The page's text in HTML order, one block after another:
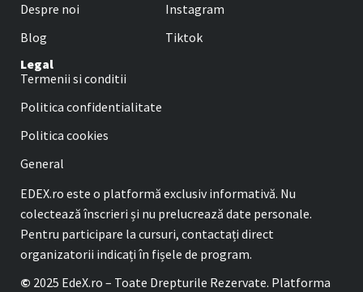
Despre noi
Blog
Instagram
Tiktok
Legal
Termenii si conditii
Politica confidentialitate
Politica cookies
General
EDEX.ro este o platformă exclusiv informativă. Nu
colectează înscrieri și nu prelucrează date personale.
Pentru participare la cursuri, contactați direct
organizatorii indicați în fișele de program.
© 2025 EdeX.ro – Toate Drepturile Rezervate. Platforma